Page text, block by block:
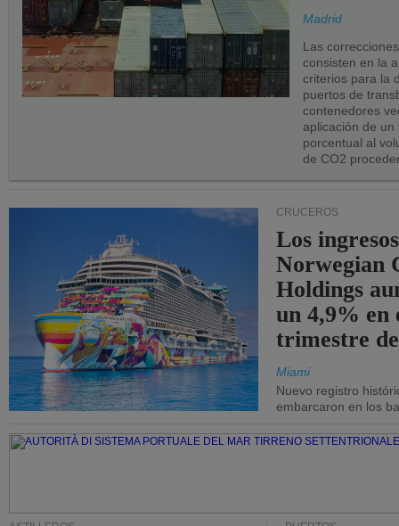
Madrid
Las
consisten en la
criterios para la
puertos de
contenedores
aplicación de
porcentual al
de CO2
CRUCEROS
Los
Norwegian
Holdings
un 4,9% en
trimestre
Miami
Nuevo registro
embarcaron en los